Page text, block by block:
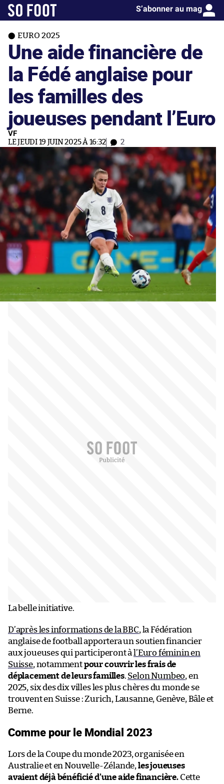
S’abonner au mag
EURO 2025
Une aide financière de
la Fédé anglaise pour
les familles des
joueuses pendant l’Euro
VF
LE JEUDI 19 JUIN 2025 À 16:32 2
La belle initiative.
D’après les informations de la BBC, la Fédération
anglaise de football apportera un soutien financier
aux joueuses qui participeront àl’Euro féminin en
Suisse, notammentpour couvrir les frais de
déplacement de leurs familles. Selon Numbeo, en
2025, six des dix villes les plus chères du monde se
trouvent en Suisse : Zurich, Lausanne, Genève, Bâle et
Berne.
Comme pour le Mondial 2023
Lors de la Coupe du monde 2023, organisée en
Australie et en Nouvelle-Zélande,les joueuses
avaient déjà bénéficié d’une aide financière.Cette